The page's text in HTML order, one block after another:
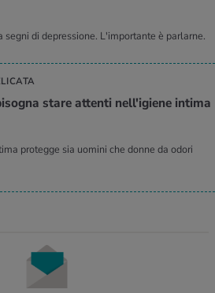
segni di depressione. L'importante è parlarne.
stare attenti nell'igiene intima
protegge sia uomini che donne da odori